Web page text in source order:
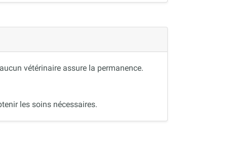
vétérinaire assure la permanence.
les soins nécessaires.